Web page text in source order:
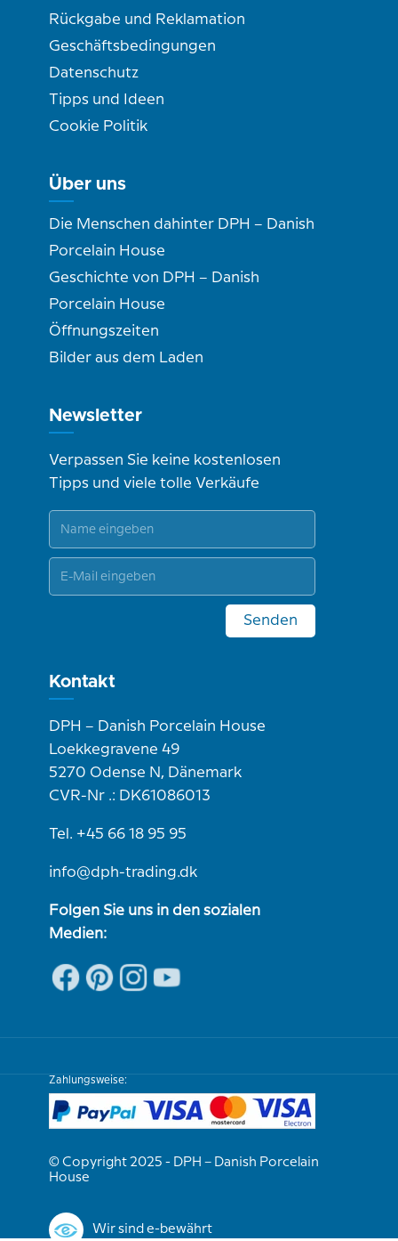
Rückgabe und Reklamation
Geschäftsbedingungen
Datenschutz
Tipps und Ideen
Cookie Politik
Über uns
Die Menschen dahinter DPH – Danish
Porcelain House
Geschichte von DPH – Danish
Porcelain House
Öffnungszeiten
Bilder aus dem Laden
Newsletter
Verpassen Sie keine kostenlosen
Tipps und viele tolle Verkäufe
Senden
Kontakt
DPH – Danish Porcelain House
Loekkegravene 49
5270 Odense N, Dänemark
CVR-Nr .: DK61086013
Tel. +45 66 18 95 95
info@dph-trading.dk
Folgen Sie uns in den sozialen
Medien:
Zahlungsweise:
© Copyright 2025 - DPH – Danish Porcelain
House
Wir sind e-bewährt